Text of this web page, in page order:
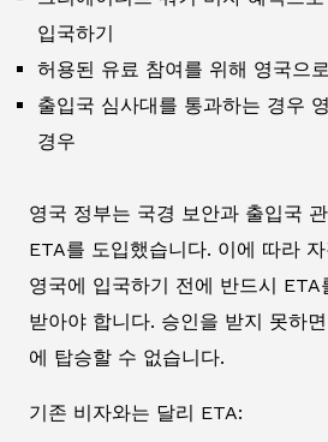
입국하기
허용된 유료 참여를 위해 영국으
출입국 심사대를 통과하는 경우
경우
영국 정부는 국경 보안과 출입국
ETA를 도입했습니다. 이에 따라
영국에 입국하기 전에 반드시 ETA
받아야 합니다. 승인을 받지 못하
에 탑승할 수 없습니다.
기존 비자와는 달리 ETA: